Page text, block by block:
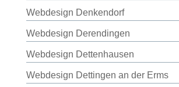
Webdesign Denkendorf
Webdesign Derendingen
Webdesign Dettenhausen
Webdesign Dettingen an der Erms